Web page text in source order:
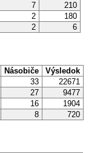
7
210
2
180
2 6
Násobiče
Výsledok
33
22671
27
9477
16
1904
8 720